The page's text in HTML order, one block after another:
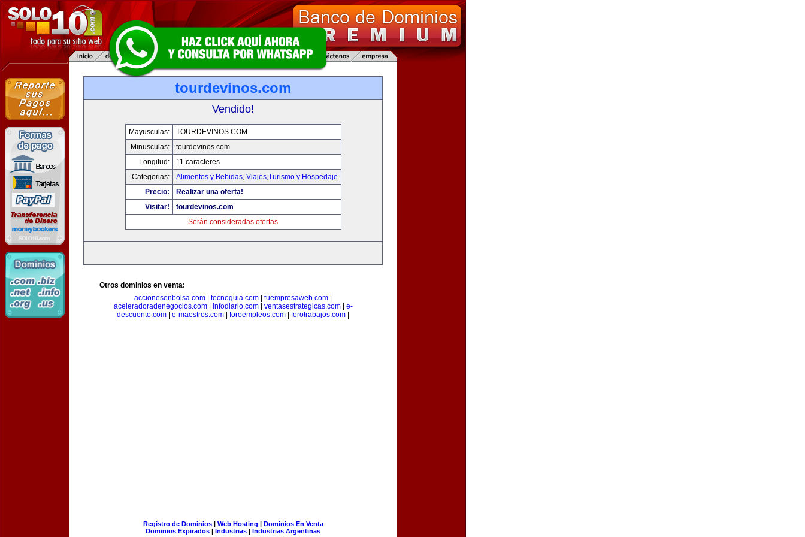
tourdevinos.com
Vendido!
Mayusculas:
TOURDEVINOS.COM
Minusculas:
tourdevinos.com
Longitud:
11 caracteres
Categorias:
Alimentos y Bebidas, Viajes,Turismo y Hospedaje
Precio:
Realizar una oferta!
Visitar!
tourdevinos.com
Serán consideradas ofertas
Otros dominios en venta:
accionesenbolsa.com
tecnoguia.com tuempresaweb.com
aceleradoradenegocios.com| infodiario.com| ventasestrategicas.com| e-
descuento.com
e-maestros.com foroempleos.com forotrabajos.com
Registro de Dominios| Web Hosting | Dominios En Venta
Dominios Expirados | Industrias | Industrias Argentinas